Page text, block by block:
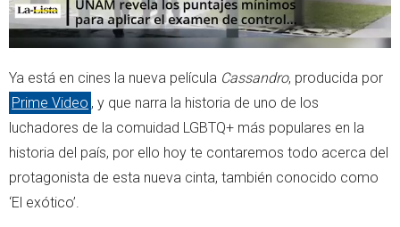
Ya está en cines la nueva película Cassandro, producida por
Prime Video , y que narra la historia de uno de los
luchadores de la comuidad LGBTQ+ más populares en la
historia del país, por ello hoy te contaremos todo acerca del
protagonista de esta nueva cinta, también conocido como
‘El exótico’.